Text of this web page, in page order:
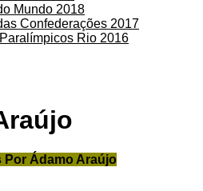
Mundo 2018
Confederações 2017
Rio 2016
Por Ádamo Araújo